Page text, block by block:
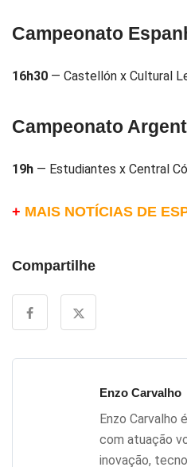
Campeonato
16h30 — Castellón x Cultural
Campeonato
19h — Estudiantes x Central
+ MAIS NOTÍCIAS DE
Compartilhe
Enzo Carvalho
Enzo Carvalho
com atuação
inovação,